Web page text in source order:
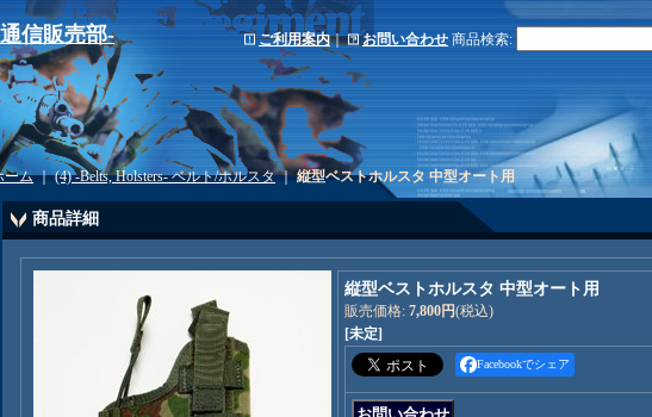
信販売部- ご利用案内｜ お問い合わせ 商品検索:
ーム｜(4) -Belts, Holsters- ベルト/ホルスタ｜縦型ベストホルスタ 中型オート用
商品詳細
縦型ベストホルスタ 中型オート用
販売価格: 7,800円(税込)
[未定]
Facebookでシェア